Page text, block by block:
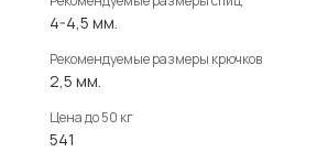
4-4,5 мм.
Рекомендуемые размеры крючков
2,5 мм.
Цена до 50 кг
541